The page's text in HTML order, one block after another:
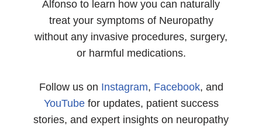
Alfonso to learn how you can naturally
treat your symptoms of Neuropathy
without any invasive procedures, surgery,
or harmful medications.
Follow us on Instagram, Facebook, and
YouTubefor updates, patient success
stories, and expert insights on neuropathy